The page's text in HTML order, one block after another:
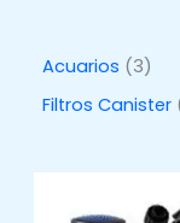
Acuarios 33
p
o
d
Filtros Canister